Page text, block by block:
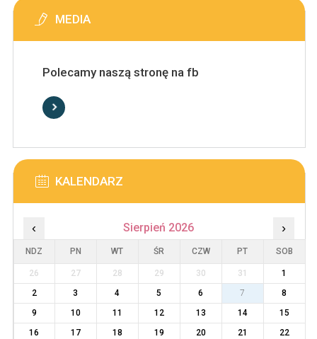
MEDIA
Polecamy naszą stronę na fb
KALENDARZ
‹ Sierpień 2026 ›
NDZ PN WT ŚR CZW PT SOB
26 27 28 29 30 31
1
2
3 4 5 6 7
8
9
10 11 12 13 14
15
16
17 18 19 20 21
22